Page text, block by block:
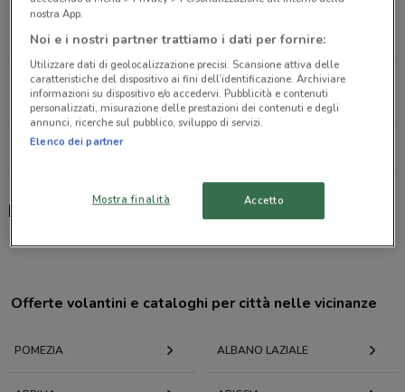
Viale Donato Bramante, 31-65 Fiumicino
22.2 km
CHIUSO
Via Aristide Merloni, 141 Roma
25.5 km
CHIUSO
Medi-Market, offerte e negozi
Offerte volantini e cataloghi per città nelle vicinanze
POMEZIA ALBANO LAZIALE
nostra App.
Noi e i nostri partner trattiamo i dati per fornire:
Utilizzare dati di geolocalizzazione precisi. Scansione attiva delle
caratteristiche del dispositivo ai fini dell’identificazione. Archiviare
informazioni su dispositivo e/o accedervi. Pubblicità e contenuti
personalizzati, misurazione delle prestazioni dei contenuti e degli
annunci, ricerche sul pubblico, sviluppo di servizi.
Elenco dei partner
Mostra finalità Accetto